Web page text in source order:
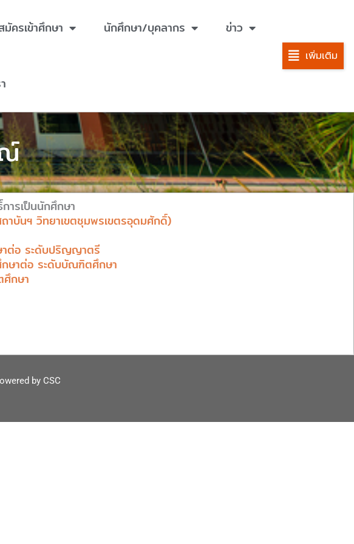
มัครเข้าศึกษา นักศึกษา/บุคลากร ข่าว
เพิ่มเติม
ารเป็นนักศึกษา
บันฯ วิทยาเขตชุมพรเขตรอุดมศักดิ์)
าต่อ ระดับปริญญาตรี
กษาต่อ ระดับบัณฑิตศึกษา
กษา
by CSC